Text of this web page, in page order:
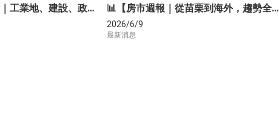
📊【本週房市重點｜工業地、建設、政策一次看】 📊【房市週報｜從苗栗到海外，趨勢全掌握】
2026/6/9
最新消息